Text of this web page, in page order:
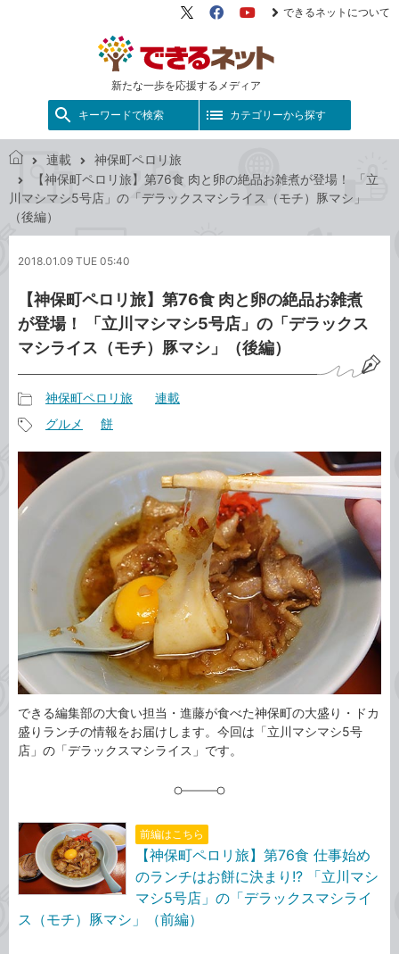
新たな一歩を応援するメディア
X（旧
FacebookYouTube
できるネットについて
キーワードで検索 カテゴリーから探す
き
る
ト
連載
神保町ペロリ旅
【神保町ペロリ旅】第76食 肉と卵の絶品お雑煮が登場！ 「立
川マシマシ5号店」の「デラックスマシライス（モチ）豚マシ」
（後編）
2018.01.09 TUE 05:40
【神保町ペロリ旅】第76食 肉と卵の絶品お雑煮
が登場！ 「立川マシマシ5号店」の「デラックス
マシライス（モチ）豚マシ」（後編）
事
カ
テ
ゴ
神保町ペロリ旅 連載
タ
グルメ 餅
できる編集部の大食い担当・進藤が食べた神保町の大盛り・ドカ
盛りランチの情報をお届けします。今回は「立川マシマシ5号
店」の「デラックスマシライス」です。
前編はこちら
【神保町ペロリ旅】第76食 仕事始め
のランチはお餅に決まり!? 「立川マシ
マシ5号店」の「デラックスマシライ
ス（モチ）豚マシ」（前編）